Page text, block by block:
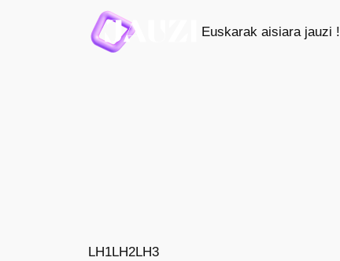
Euskarak aisiara jauzi !
LH1LH2LH3